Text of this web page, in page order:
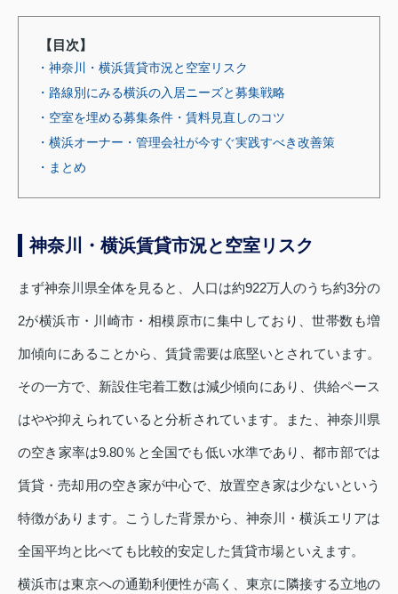
【目次】
・神奈川・横浜賃貸市況と空室リスク
・路線別にみる横浜の入居ニーズと募集戦略
・空室を埋める募集条件・賃料見直しのコツ
・横浜オーナー・管理会社が今すぐ実践すべき改善策
・まとめ
神奈川・横浜賃貸市況と空室リスク
まず神奈川県全体を見ると、人口は約922万人のうち約3分の
2が横浜市・川崎市・相模原市に集中しており、世帯数も増
加傾向にあることから、賃貸需要は底堅いとされています。
その一方で、新設住宅着工数は減少傾向にあり、供給ペース
はやや抑えられていると分析されています。また、神奈川県
の空き家率は9.80％と全国でも低い水準であり、都市部では
賃貸・売却用の空き家が中心で、放置空き家は少ないという
特徴があります。こうした背景から、神奈川・横浜エリアは
全国平均と比べても比較的安定した賃貸市場といえます。
横浜市は東京への通勤利便性が高く、東京に隣接する立地の